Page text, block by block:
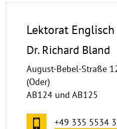
Lektorat Englisch
Dr. Richard Bland
August-Bebel-Straße
(Oder)
AB124 und AB125
+49 335 5534